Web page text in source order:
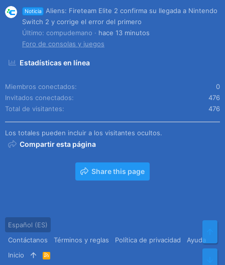
Noticia
Aliens: Fireteam Elite 2 confirma su llegada a Nintendo
Switch 2 y corrige el error del primero
Último: compudemano
hace 13 minutos
Foro de consolas y juegos
Estadísticas en línea
Miembros conectados
0
Invitados conectados
476
Total de visitantes
476
Los totales pueden incluir a los visitantes ocultos.
Compartir esta página
Share this page
Español (ES)
Contáctanos
Términos y reglas Política de privacidad
Ayuda
Inicio
R
S